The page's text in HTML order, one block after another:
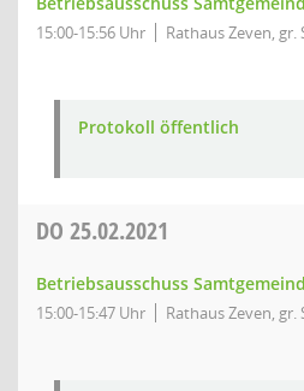
15:00-15:56 Uhr Rathaus Zeven, gr.
Protokoll öffentlich
DO 25.02.2021
Betriebsausschuss
15:00-15:47 Uhr Rathaus Zeven, gr.